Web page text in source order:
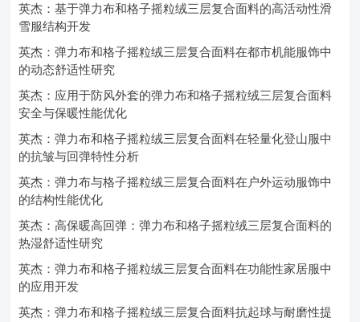
英杰：基于弹力布和格子摇粒绒三层复合面料的高活动性滑
雪服结构开发
英杰：弹力布和格子摇粒绒三层复合面料在都市机能服饰中
的动态舒适性研究
英杰：应用于防风外套的弹力布和格子摇粒绒三层复合面料
安全与保暖性能优化
英杰：弹力布和格子摇粒绒三层复合面料在轻量化登山服中
的抗皱与回弹特性分析
英杰：弹力布与格子摇粒绒三层复合面料在户外运动服饰中
的结构性能优化
英杰：高保暖高回弹：弹力布和格子摇粒绒三层复合面料的
热湿舒适性研究
英杰：弹力布和格子摇粒绒三层复合面料在功能性家居服中
的应用开发
英杰：弹力布和格子摇粒绒三层复合面料抗起球与耐磨性提